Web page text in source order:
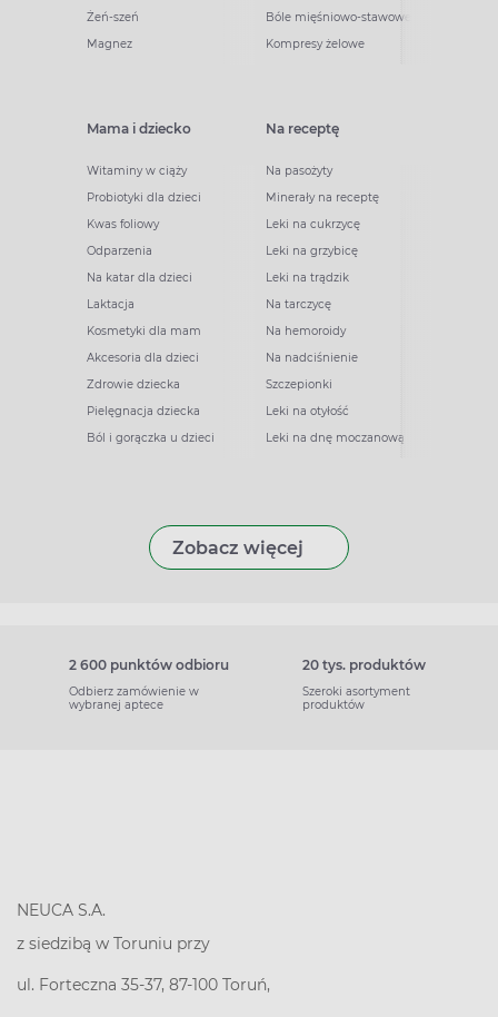
Żeń-szeń
Magnez
Bóle mięśniowo-stawowe
Kompresy żelowe
Mama i dziecko
Witaminy w ciąży
Probiotyki dla dzieci
Kwas foliowy
Odparzenia
Na katar dla dzieci
Laktacja
Kosmetyki dla mam
Akcesoria dla dzieci
Zdrowie dziecka
Pielęgnacja dziecka
Ból i gorączka u dzieci
Na receptę
Na pasożyty
Minerały na receptę
Leki na cukrzycę
Leki na grzybicę
Leki na trądzik
Na tarczycę
Na hemoroidy
Na nadciśnienie
Szczepionki
Leki na otyłość
Leki na dnę moczanową
Zobacz więcej
2 600 punktów odbioru
Odbierz zamówienie w
wybranej aptece
20 tys. produktów
Szeroki asortyment
produktów
NEUCA S.A.
z siedzibą w Toruniu przy
ul. Forteczna 35-37, 87-100 Toruń,